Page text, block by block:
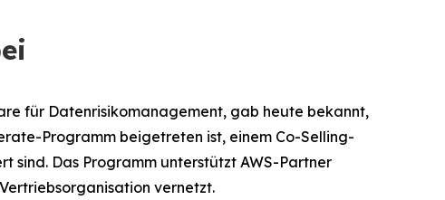
für Datenrisikomanagement, gab heute bekannt,
Programm beigetreten ist, einem Co-Selling-
sind. Das Programm unterstützt AWS-Partner
vernetzt.